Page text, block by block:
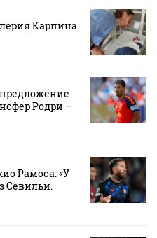
Карпина
Родри —
Рамоса: «У
Севильи.